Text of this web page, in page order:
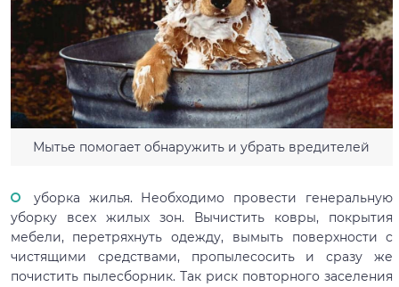
Мытье помогает обнаружить и убрать вредителей
уборка жилья. Необходимо провести генеральную
уборку всех жилых зон. Вычистить ковры, покрытия
мебели, перетряхнуть одежду, вымыть поверхности с
чистящими средствами, пропылесосить и сразу же
почистить пылесборник. Так риск повторного заселения